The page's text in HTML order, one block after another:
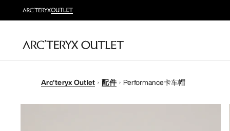
Arc'teryx Outlet 配件 Performance卡车帽